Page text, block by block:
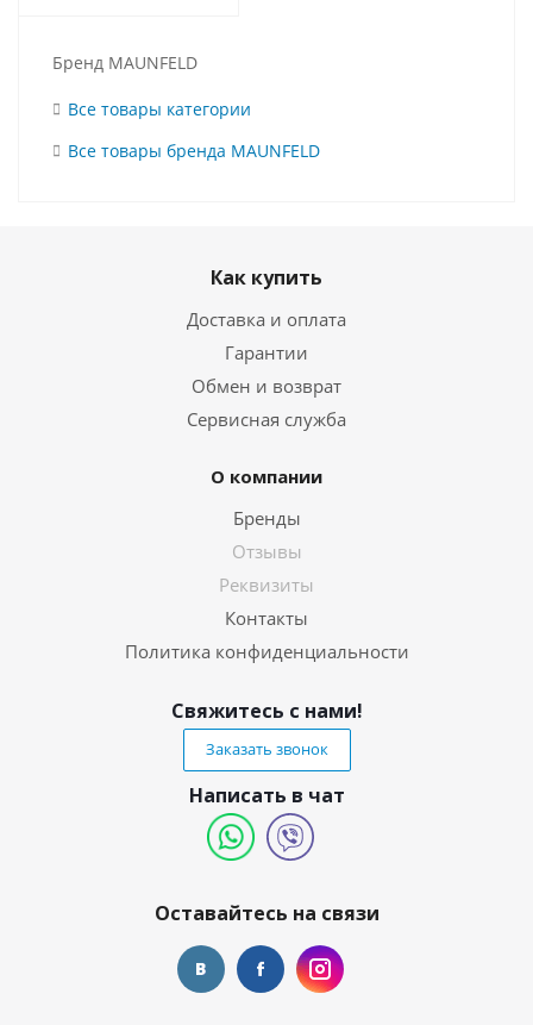
Бренд MAUNFELD
Все товары категории
Все товары бренда MAUNFELD
Как купить
Доставка и оплата
Гарантии
Обмен и возврат
Сервисная служба
О компании
Бренды
Отзывы
Реквизиты
Контакты
Политика конфиденциальности
Свяжитесь с нами!
Заказать звонок
Написать в чат
Оставайтесь на связи